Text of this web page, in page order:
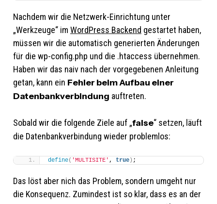
Nachdem wir die Netzwerk-Einrichtung unter
„Werkzeuge“ im WordPress Backend gestartet haben,
müssen wir die automatisch generierten Änderungen
für die wp-config.php und die .htaccess übernehmen.
Haben wir das naiv nach der vorgegebenen Anleitung
getan, kann ein Fehler beim Aufbau einer
Datenbankverbindung auftreten.
Sobald wir die folgende Ziele auf „false“ setzen, läuft
die Datenbankverbindung wieder problemlos:
define( 'MULTISITE' , true) ;
Das löst aber nich das Problem, sondern umgeht nur
die Konsequenz. Zumindest ist so klar, dass es an der